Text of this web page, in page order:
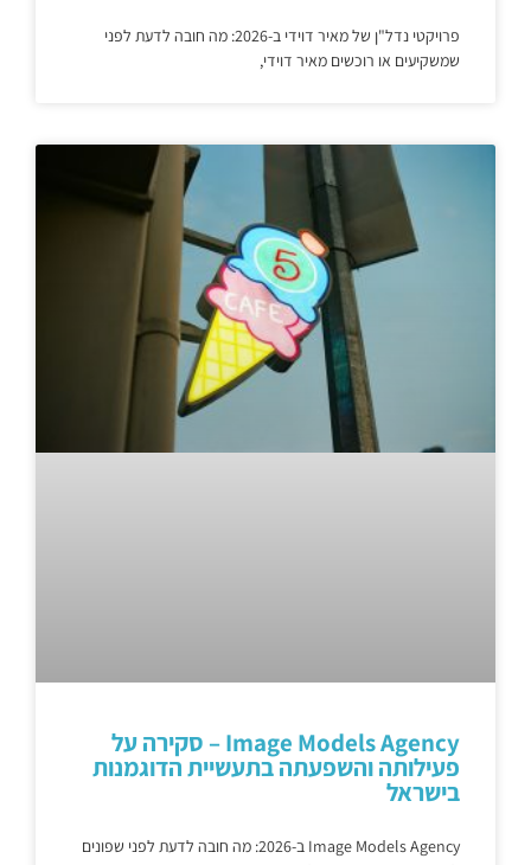
פרויקטי נדל"ן של מאיר דוידי ב-2026: מה חובה לדעת לפני
שמשקיעים או רוכשים מאיר דוידי,
Image Models Agency – סקירה על
פעילותה והשפעתה בתעשיית הדוגמנות
בישראל
Image Models Agency ב-2026: מה חובה לדעת לפני שפונים